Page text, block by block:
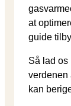
at
guide
Så lad os
verdenen
kan